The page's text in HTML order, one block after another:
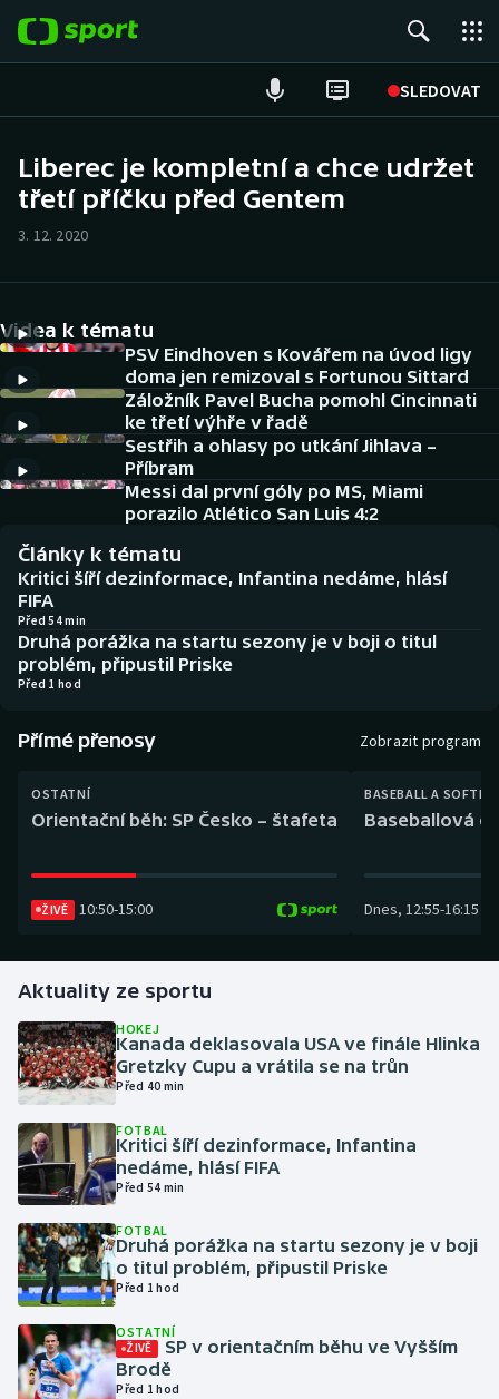
SLEDOVAT
Hokej
Cyklistika
DALŠÍ SPORTY
Americký fotbal
Baseball a softbal
Basketbal
Biatlon
Boby a skeleton
Box
Curling
Golf
Gymnastika
Házená
Jezdectví
Judo
Krasobruslení
Lyže a snowboard
NEPŘEHLÉDNĚTE
Historické návraty
Aplikace ČT sport
AZ kvíz
Liberec je kompletní a chce udržet
třetí příčku před Gentem
3. 12. 2020
Videa k tématu
PSV Eindhoven s Kovářem na úvod ligy
doma jen remizoval s Fortunou Sittard
Záložník Pavel Bucha pomohl Cincinnati
ke třetí výhře v řadě
Sestřih a ohlasy po utkání Jihlava –
Příbram
Messi dal první góly po MS, Miami
porazilo Atlético San Luis 4:2
Články k tématu
Kritici šíří dezinformace, Infantina nedáme, hlásí
FIFA
Před 54 min
Druhá porážka na startu sezony je v boji o titul
problém, připustil Priske
Před 1 hod
Přímé přenosy Zobrazit program
OSTATNÍ
Orientační běh: SP Česko – štafeta
ŽIVĚ 10:50-15:00
BASEBALL A
Baseballová
Dnes, 12:55-16:15
Aktuality ze sportu
HOKEJ
Kanada deklasovala USA ve finále Hlinka
Gretzky Cupu a vrátila se na trůn
Před 40 min
FOTBAL
Kritici šíří dezinformace, Infantina
nedáme, hlásí FIFA
Před 54 min
FOTBAL
Druhá porážka na startu sezony je v boji
o titul problém, připustil Priske
Před 1 hod
OSTATNÍ
ŽIVĚ
SP v orientačním běhu ve Vyšším
Brodě
Před 1 hod